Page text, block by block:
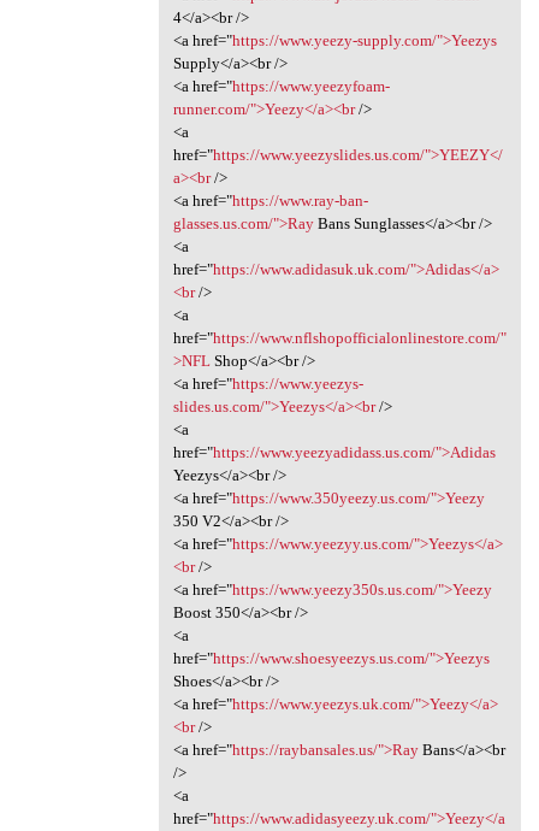
4</a><br />
<a href="https://www.yeezy-supply.com/">Yeezys
Supply</a><br />
<a href="https://www.yeezyfoam-
runner.com/">Yeezy</a><br/>
<a
href="https://www.yeezyslides.us.com/">YEEZY</
a><br/>
<a href="https://www.ray-ban-
glasses.us.com/">RayBans Sunglasses</a><br />
<a
href="https://www.adidasuk.uk.com/">Adidas</a>
<br/>
<a
href="https://www.nflshopofficialonlinestore.com/"
>NFLShop</a><br />
<a href="https://www.yeezys-
slides.us.com/">Yeezys</a><br/>
<a
href="https://www.yeezyadidass.us.com/">Adidas
Yeezys</a><br />
<a href="https://www.350yeezy.us.com/">Yeezy
350 V2</a><br />
<a href="https://www.yeezyy.us.com/">Yeezys</a>
<br/>
<a href="https://www.yeezy350s.us.com/">Yeezy
Boost 350</a><br />
<a
href="https://www.shoesyeezys.us.com/">Yeezys
Shoes</a><br />
<a href="https://www.yeezys.uk.com/">Yeezy</a>
<br/>
<a href="https://raybansales.us/">RayBans</a><br
/>
<a
href="https://www.adidasyeezy.uk.com/">Yeezy</a